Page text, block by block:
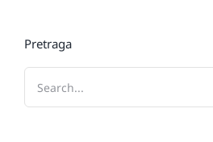
Pretraga